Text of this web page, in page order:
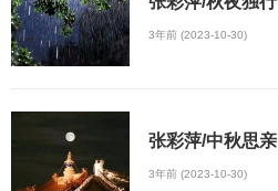
3年前 (2023-10-30)
张彩萍/中秋思亲
3年前 (2023-10-30)